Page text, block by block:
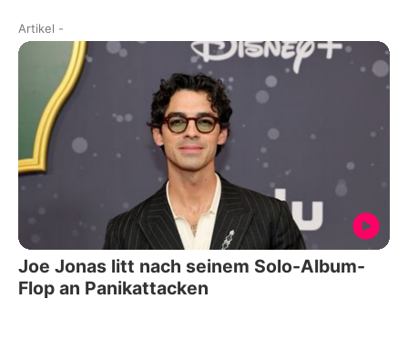
Artikel -
Joe Jonas litt nach seinem Solo-Album-
Flop an Panikattacken